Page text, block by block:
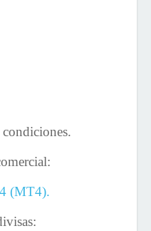
condiciones.
(MT4).